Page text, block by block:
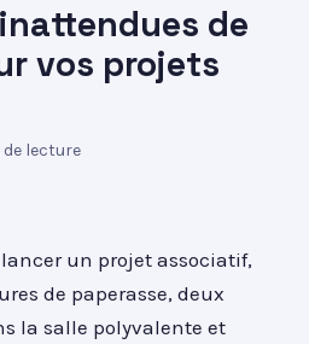
de
vos projets
de lecture
un projet associatif,
de paperasse, deux
la salle polyvalente et